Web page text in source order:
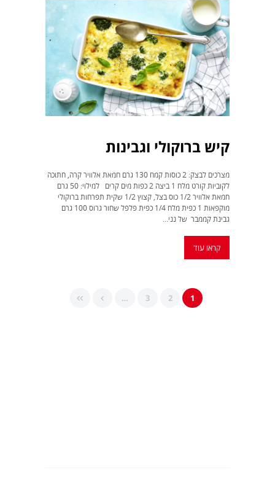
קיש ברוקולי וגבינות
מצרכים לבצק: 2 כוסות קמח 130 גרם חמאת אלוויר קרה, חתוכה
לקוביות קורט מלח 1 ביצה 2 כפות מים קרים למילוי: 50 גרם
חמאת אלוויר 1/2 כוס בצל, קצוץ 1/2 שקית תפרחות ברוקולי
מוקפאות 1 כפית מלח 1/4 כפית פלפל שחור גרוס 100 גרם
גבינת קממבר של נני...
קראו עוד
1
2
3
…